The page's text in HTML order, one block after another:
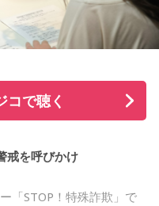
目が集まる理由
」と「8」が並ぶ印象的
けになるかもしれませ
天候や交通情報を確認
てることが何より大切で
森元貴、藤澤涼架、若
の景色も花火も最高でし
コで聴く
戒を呼びかけ
「STOP！特殊詐欺」で